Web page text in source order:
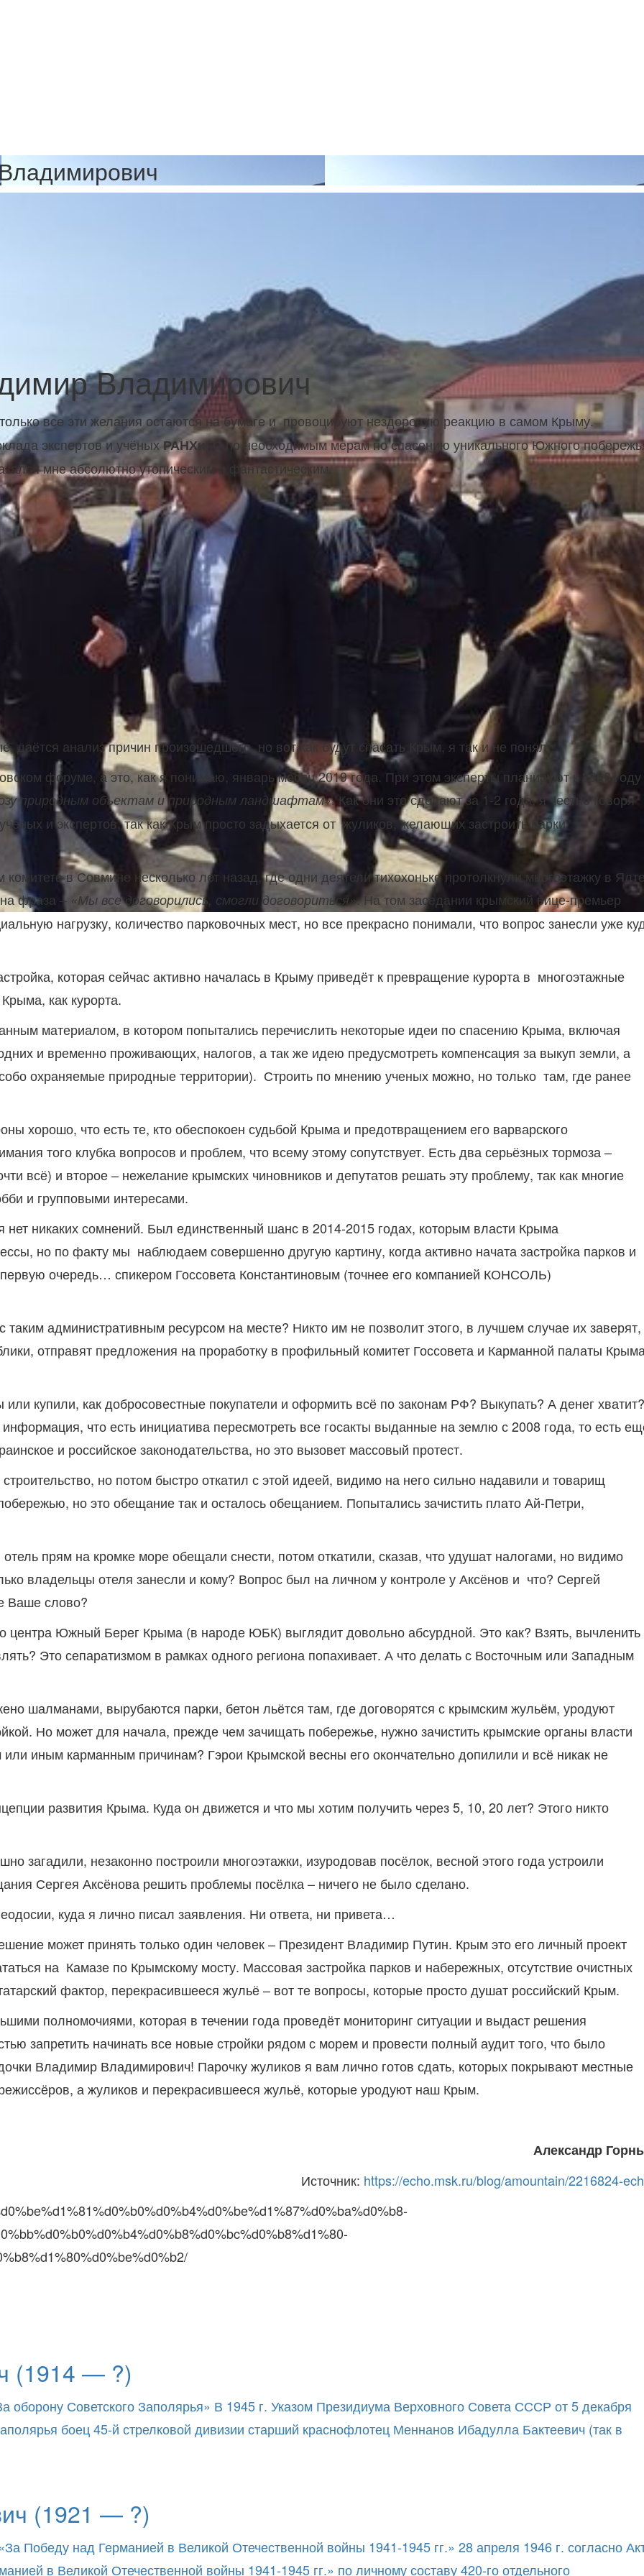
Владимирович
все эти желания остаются на бумаге и провоцируют нездоровую реакцию в самом Крыму.
экспертов и учёныхРАНХиГС по необходимым мерам по спасению уникального Южного
мне абсолютно утопическим и фантастическим.
анализ причин произошедшего, но вот как будут спасать Крым, я так и не понял.
форуме, а это, как я понимаю, январь месяц 2019 года. При этом эксперты планируют к 2020 году
природным объектам и природным ландшафтам». Как они это сделают за 1-2 года, я честно говоря
и экспертов, так как Крым просто задыхается от жуликов, желающих застроить парки
в Совмине несколько лет назад, где одни деятели тихохонько протолкнули многоэтажку в
фраза – «Мы все договорились, смогли договориться». На том заседании крымский вице-премьер
нагрузку, количество парковочных мест, но все прекрасно понимали, что вопрос занесли уже
которая сейчас активно началась в Крыму приведёт к превращение курорта в многоэтажные
как курорта.
материалом, в котором попытались перечислить некоторые идеи по спасению Крыма, включая
и временно проживающих, налогов, а так же идею предусмотреть компенсация за выкуп земли, а
охраняемые природные территории). Строить по мнению ученых можно, но только там, где ранее
хорошо, что есть те, кто обеспокоен судьбой Крыма и предотвращением его варварского
того клубка вопросов и проблем, что всему этому сопутствует. Есть два серьёзных тормоза –
всё) и второе – нежелание крымских чиновников и депутатов решать эту проблему, так как многие
и групповыми интересами.
нет никаких сомнений. Был единственный шанс в 2014-2015 годах, которым власти Крыма
но по факту мы наблюдаем совершенно другую картину, когда активно начата застройка парков и
очередь… спикером Госсовета Константиновым (точнее его компанией КОНСОЛЬ)
административным ресурсом на месте? Никто им не позволит этого, в лучшем случае их заверят,
отправят предложения на проработку в профильный комитет Госсовета и Карманной палаты
купили, как добросовестные покупатели и оформить всё по законам РФ? Выкупать? А денег хватит?
что есть инициатива пересмотреть все госакты выданные на землю с 2008 года, то есть
и российское законодательства, но это вызовет массовый протест.
но потом быстро откатил с этой идеей, видимо на него сильно надавили и товарищ
но это обещание так и осталось обещанием. Попытались зачистить плато Ай-Петри,
прям на кромке море обещали снести, потом откатили, сказав, что удушат налогами, но видимо
владельцы отеля занесли и кому? Вопрос был на личном у контроле у Аксёнов и что? Сергей
Ваше слово?
центра Южный Берег Крыма (в народе ЮБК) выглядит довольно абсурдной. Это как? Взять, вычленить
Это сепаратизмом в рамках одного региона попахивает. А что делать с Восточным или Западным
шалманами, вырубаются парки, бетон льётся там, где договорятся с крымским жульём, уродуют
Но может для начала, прежде чем зачищать побережье, нужно зачистить крымские органы власти
иным карманным причинам? Гэрои Крымской весны его окончательно допилили и всё никак не
развития Крыма. Куда он движется и что мы хотим получить через 5, 10, 20 лет? Этого никто
загадили, незаконно построили многоэтажки, изуродовав посёлок, весной этого года устроили
Сергея Аксёнова решить проблемы посёлка – ничего не было сделано.
куда я лично писал заявления. Ни ответа, ни привета…
может принять только один человек – Президент Владимир Путин. Крым это его личный проект
на Камазе по Крымскому мосту. Массовая застройка парков и набережных, отсутствие очистных
фактор, перекрасившееся жульё – вот те вопросы, которые просто душат российский Крым.
полномочиями, которая в течении года проведёт мониторинг ситуации и выдаст решения
запретить начинать все новые стройки рядом с морем и провести полный аудит того, что было
Владимир Владимирович! Парочку жуликов я вам лично готов сдать, которых покрывают местные
а жуликов и перекрасившееся жульё, которые уродуют наш Крым.
Александр
Источник: https://echo.msk.ru/blog/amountain/2216824-
(1914 — ?)
Советского Заполярья» В 1945 г. Указом Президиума Верховного Совета СССР от 5 декабря
боец 45-й стрелковой дивизии старший краснофлотец Меннанов Ибадулла Бактеевич (так в
(1921 — ?)
Победу над Германией в Великой Отечественной войны 1941-1945 гг.» 28 апреля 1946 г. согласно
в Великой Отечественной войны 1941-1945 гг.» по личному составу 420-го отдельного